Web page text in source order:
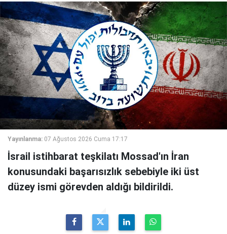
Yayınlanma: 07 Ağustos 2026 Cuma 17:17
İsrail istihbarat teşkilatı Mossad'ın İran
konusundaki başarısızlık sebebiyle iki üst
düzey ismi görevden aldığı bildirildi.